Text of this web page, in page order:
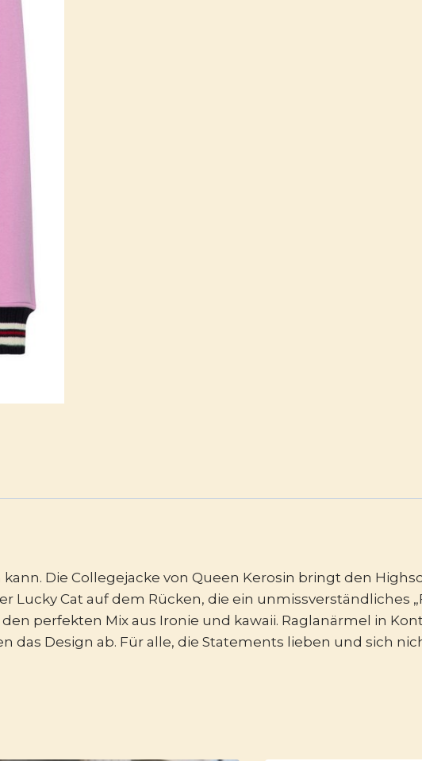
Die Collegejacke von Queen Kerosin bringt den
Cat auf dem Rücken, die ein unmissverständliches
perfekten Mix aus Ironie und kawaii. Raglanärmel in
Design ab. Für alle, die Statements lieben und sich